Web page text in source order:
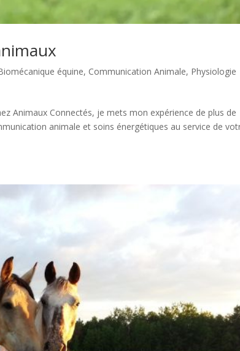
équine, Communication Animale, Physiologie
Animaux Connectés, je mets mon expérience de plus de
animale et soins énergétiques au service de